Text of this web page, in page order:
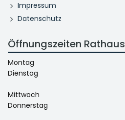
Impressum
Datenschutz
Öffnungszeiten Rathaus
Montag
Dienstag
Mittwoch
Donnerstag